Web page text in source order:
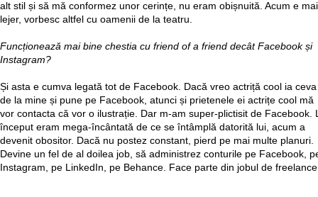
alt stil și să mă conformez unor cerințe, nu eram obișnuită. Acum e mai
lejer, vorbesc altfel cu oamenii de la teatru.
Funcționează mai bine chestia cu friend of a friend decât Facebook și
Instagram?
Și asta e cumva legată tot de Facebook. Dacă vreo actriță cool ia ceva
de la mine și pune pe Facebook, atunci și prietenele ei actrițe cool mă
vor contacta că vor o ilustrație. Dar m-am super-plictisit de Facebook.
început eram mega-încântată de ce se întâmplă datorită lui, acum a
devenit obositor. Dacă nu postez constant, pierd pe mai multe planuri.
Devine un fel de al doilea job, să administrez conturile pe Facebook,
Instagram, pe LinkedIn, pe Behance. Face parte din jobul de